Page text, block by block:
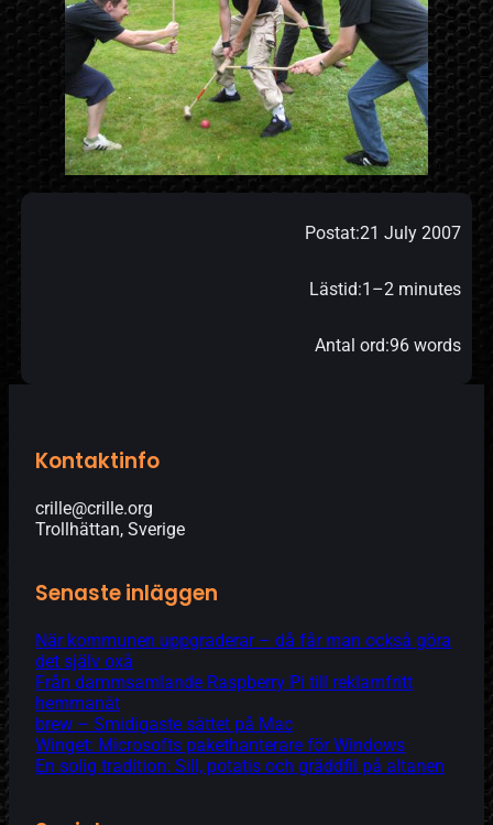
Postat:21 July 2007
Lästid:1–2 minutes
Antal ord:96 words
Kontaktinfo
crille@crille.org
Trollhättan, Sverige
Senaste inläggen
När kommunen uppgraderar – då får man också göra
det själv oxå
Från dammsamlande Raspberry Pi till reklamfritt
hemmanät
brew – Smidigaste sättet på Mac
Winget: Microsofts pakethanterare för Windows
En solig tradition: Sill, potatis och gräddfil på altanen